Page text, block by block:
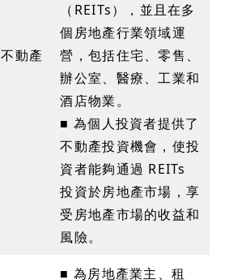
不動產
（REITs），並且在多
個房地產行業領域運
營，包括住宅、零售、
辦公室、醫療、工業和
酒店物業。
■ 為個人投資者提供了
不動產投資機會，使投
資者能夠通過 REITs
投資於房地產市場，享
受房地產市場的收益和
風險。
■ 為房地產業主、租